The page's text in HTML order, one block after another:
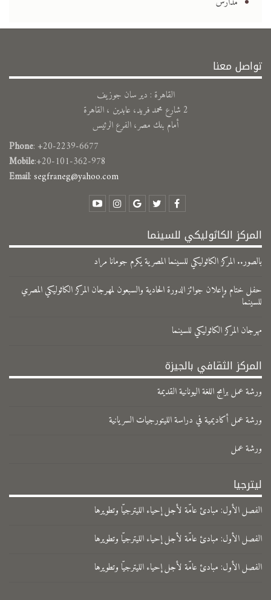
تواصل معنا
القاهرة : دير سان جوزيف
2 شارع محمد فريد، عابدين ، القاهرة
أمام بنك مصر، الفرع الرئيس
Phone: +20-2239-6677
Mobile:+20-101-362-978
Email:segfraneg@yahoo.com
المركز الكاثوليكي للسينما
بالصور.. المركز الكاثوليكي للسينما المصرية يكرم جومانا مراد
حفل ختام وإعلان جوائز الدورة الحادية والسبعون لمهرجان المركز الكاثوليكي المصري
للسينما
مهرجان المركز الكاثوليكي للسينما
المركز الثقافي بالجيزة
ورشة عمل برامج اللغة اليونانية القديمة
ورشة عمل أكاديمية في دراسة الليتورجيات السريانية
ورشة عمل
ليترجيا
الفصل الأول: مبادئ عامّة لأجل إحياء الليترجيّا وتطويرها
الفصل الأول: مبادئ عامّة لأجل إحياء الليترجيّا وتطويرها
الفصل الأول: مبادئ عامّة لأجل إحياء الليترجيّا وتطويرها